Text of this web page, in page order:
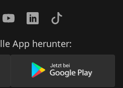
YouTubeLinkedInTikTok
App herunter:
App im AppStore herunter
Lade unsere